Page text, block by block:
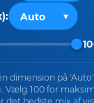
dimension på
Vælg 100 for